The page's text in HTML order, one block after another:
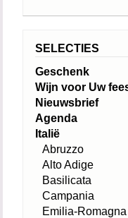
SELECTIES
Geschenk
Wijn voor Uw
Nieuwsbrief
Agenda
Italië
Abruzzo
Alto Adige
Basilicata
Campania
Emilia-Romagna